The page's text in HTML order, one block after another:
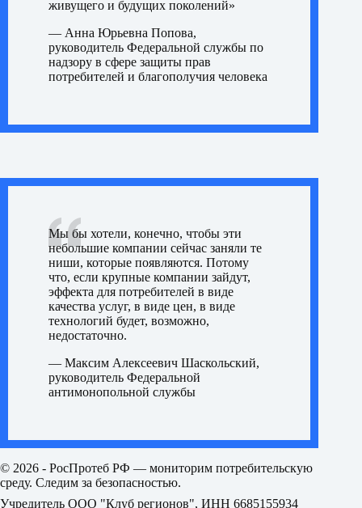
живущего и будущих поколений»
— Анна Юрьевна Попова,
руководитель Федеральной службы по
надзору в сфере защиты прав
потребителей и благополучия человека
Мы бы хотели, конечно, чтобы эти
небольшие компании сейчас заняли те
ниши, которые появляются. Потому
что, если крупные компании зайдут,
эффекта для потребителей в виде
качества услуг, в виде цен, в виде
технологий будет, возможно,
недостаточно.
— Максим Алексеевич Шаскольский,
руководитель Федеральной
антимонопольной службы
© 2026 - РосПротеб РФ — мониторим потребительскую
среду. Следим за безопасностью.
Учредитель ООО "Клуб регионов", ИНН 6685155934